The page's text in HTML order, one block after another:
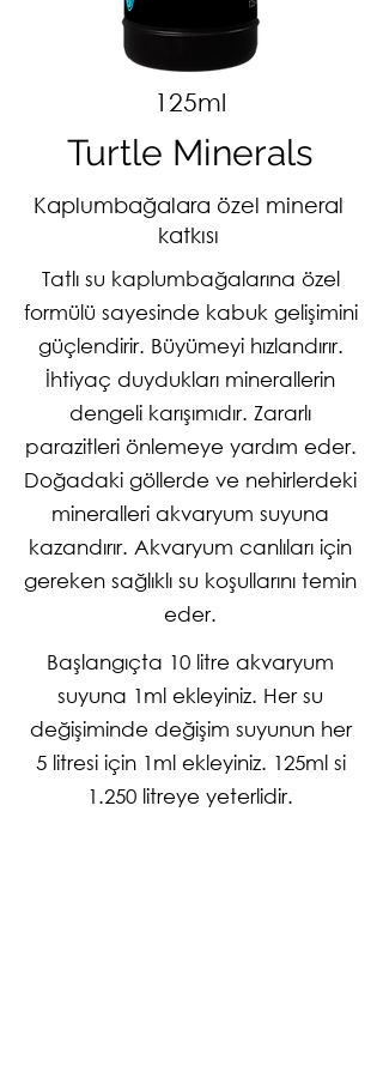
125ml
Turtle Minerals
Kaplumbağalara özel mineral
katkısı
Tatlı su kaplumbağalarına özel
formülü sayesinde kabuk gelişimini
güçlendirir. Büyümeyi hızlandırır.
İhtiyaç duydukları minerallerin
dengeli karışımıdır. Zararlı
parazitleri önlemeye yardım eder.
Doğadaki göllerde ve nehirlerdeki
mineralleri akvaryum suyuna
kazandırır. Akvaryum canlıları için
gereken sağlıklı su koşullarını temin
eder.
Başlangıçta 10 litre akvaryum
suyuna 1ml ekleyiniz. Her su
değişiminde değişim suyunun her
5 litresi için 1ml ekleyiniz. 125ml si
1.250 litreye yeterlidir.